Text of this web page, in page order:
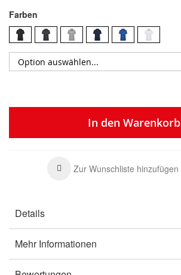
Farben
In den Warenkorb
Zur Wunschliste hinzufügen
Details
Mehr Informationen